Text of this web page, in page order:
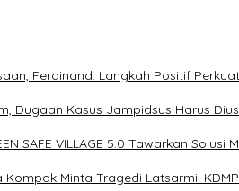
Ferdinand: Langkah Positif
Dugaan Kasus Jampidsus Harus
SAFE VILLAGE 5.0 Tawarkan Solusi
Kompak Minta Tragedi Latsarmil